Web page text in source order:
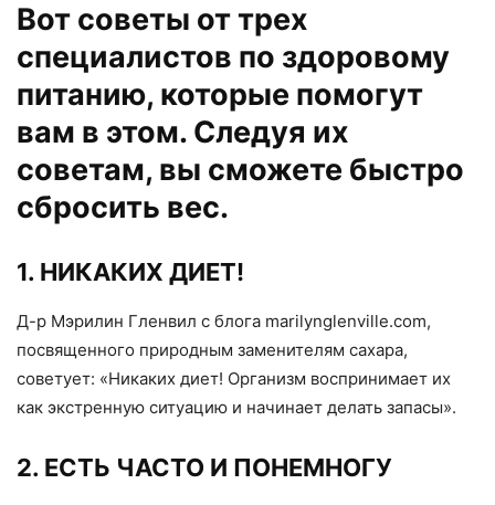
Вот советы от трех
специалистов по здоровому
питанию, которые помогут
вам в этом. Следуя их
советам, вы сможете быстро
сбросить вес.
1. НИКАКИХ ДИЕТ!
Д-р Мэрилин Гленвил с блога marilynglenville.com,
посвященного природным заменителям сахара,
советует: «Никаких диет! Организм воспринимает их
как экстренную ситуацию и начинает делать запасы».
2. ЕСТЬ ЧАСТО И ПОНЕМНОГУ